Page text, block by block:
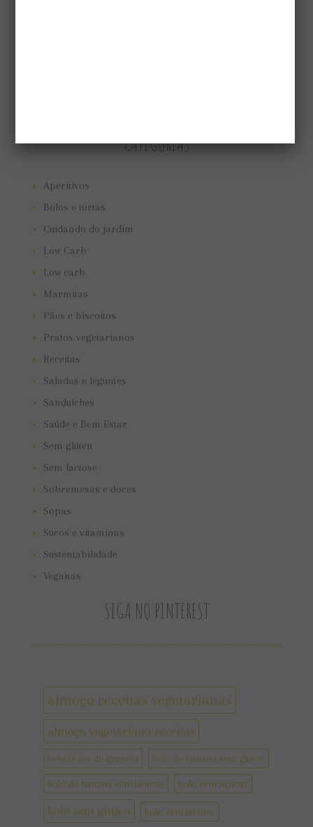
CATEGORIAS
Aperitivos
Bolos e tortas
Cuidando do jardim
Low Carb
Low carb
Marmitas
Pães e biscoitos
Pratos vegetarianos
Receitas
Saladas e legumes
Sanduíches
Saúde e Bem Estar
Sem glúten
Sem lactose
Sobremesas e doces
Sopas
Sucos e vitaminas
Sustentabilidade
Veganas
SIGA NO PINTEREST
almoço receitas vegetarianas
almoço vegetariano receitas
benefícios da granola bolo de banana sem gluten
bolo de banana sem lactose bolo sem açúcar
bolo sem gluten bolo sem lactose